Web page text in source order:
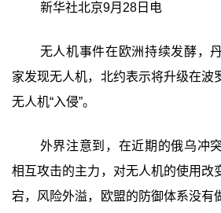
新华社北京9月28日电
无人机事件在欧洲持续发酵，
家发现无人机，北约表示将升级在波
无人机“入侵”。
外界注意到，在近期的俄乌冲
相互攻击的主力，对无人机的使用改
宕，风险外溢，欧盟的防御体系没有